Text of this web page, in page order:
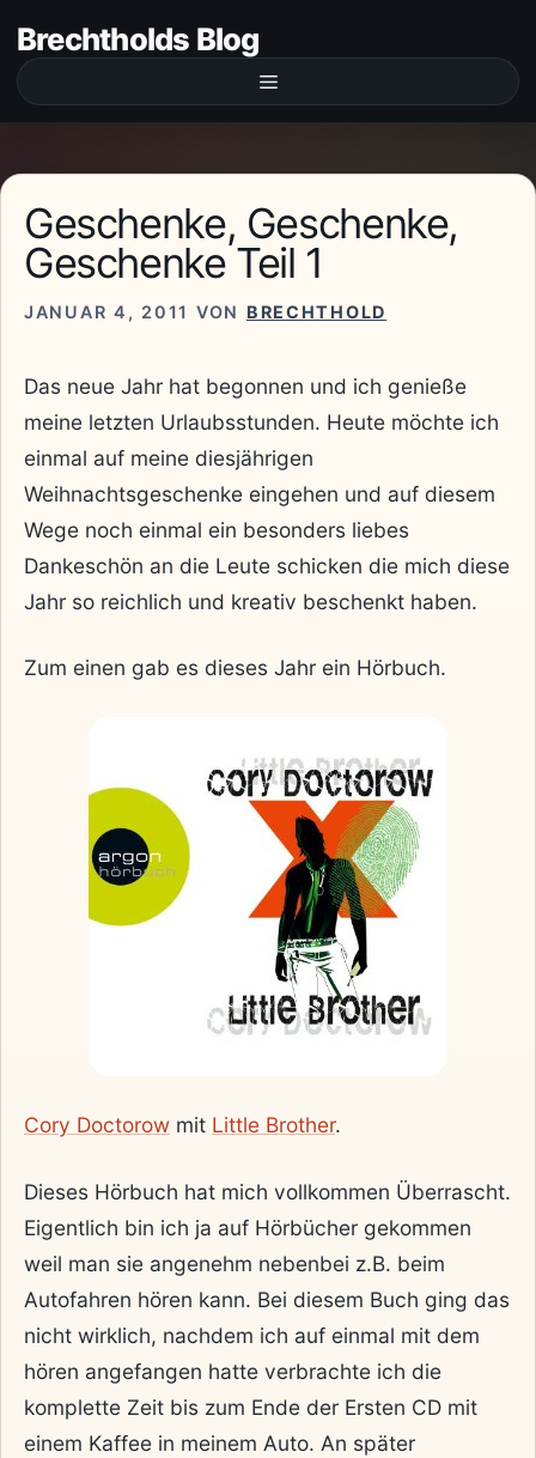
Inhalt
springen
Brechtholds Blog
Menü
Geschenke, Geschenke,
Geschenke Teil 1
JANUAR 4, 2011 VON BRECHTHOLD
Das neue Jahr hat begonnen und ich genieße
meine letzten Urlaubsstunden. Heute möchte ich
einmal auf meine diesjährigen
Weihnachtsgeschenke eingehen und auf diesem
Wege noch einmal ein besonders liebes
Dankeschön an die Leute schicken die mich diese
Jahr so reichlich und kreativ beschenkt haben.
Zum einen gab es dieses Jahr ein Hörbuch.
Cory Doctorow mit Little Brother.
Dieses Hörbuch hat mich vollkommen Überrascht.
Eigentlich bin ich ja auf Hörbücher gekommen
weil man sie angenehm nebenbei z.B. beim
Autofahren hören kann. Bei diesem Buch ging das
nicht wirklich, nachdem ich auf einmal mit dem
hören angefangen hatte verbrachte ich die
komplette Zeit bis zum Ende der Ersten CD mit
einem Kaffee in meinem Auto. An später